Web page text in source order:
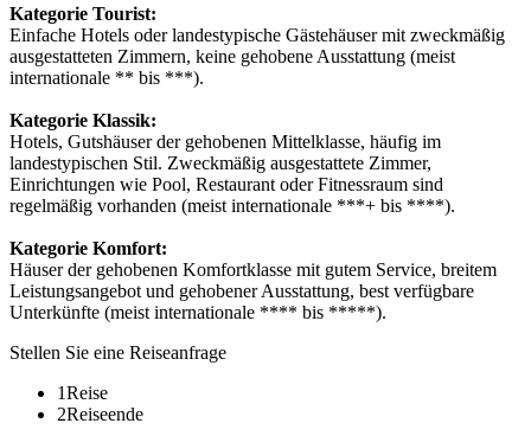
Kategorie Tourist:
Einfache Hotels oder landestypische Gästehäuser mit zweckmäßig
ausgestatteten Zimmern, keine gehobene Ausstattung (meist
internationale ** bis ***).
Kategorie Klassik:
Hotels, Gutshäuser der gehobenen Mittelklasse, häufig im
landestypischen Stil. Zweckmäßig ausgestattete Zimmer,
Einrichtungen wie Pool, Restaurant oder Fitnessraum sind
regelmäßig vorhanden (meist internationale ***+ bis ****).
Kategorie Komfort:
Häuser der gehobenen Komfortklasse mit gutem Service, breitem
Leistungsangebot und gehobener Ausstattung, best verfügbare
Unterkünfte (meist internationale **** bis *****).
Stellen Sie eine Reiseanfrage
1Reise
2Reiseende